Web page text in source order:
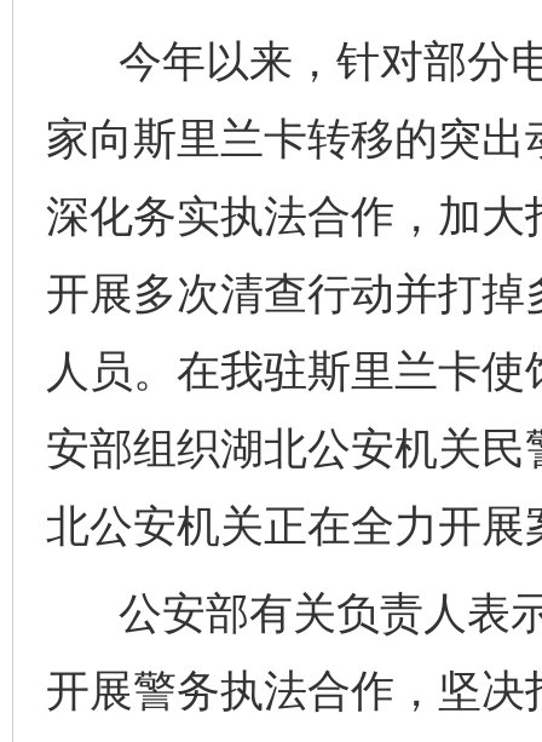
今年以来，针对部分
家向斯里兰卡转移的突
深化务实执法合作，加
开展多次清查行动并打
人员。在我驻斯里兰卡
安部组织湖北公安机关
北公安机关正在全力开展
公安部有关负责人表
开展警务执法合作，坚